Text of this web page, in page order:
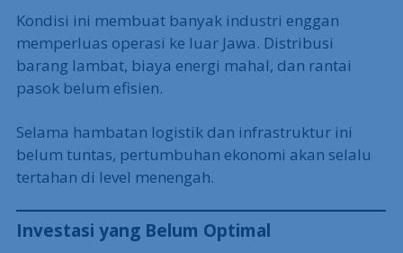
Kawasan timur Indonesia masih tertinggal jauh
dibanding Jawa. Biaya logistik antar pulau bisa 2–3
kali lipat dari negara tetangga seperti Vietnam
atau Thailand.
Kondisi ini membuat banyak industri enggan
memperluas operasi ke luar Jawa. Distribusi
barang lambat, biaya energi mahal, dan rantai
pasok belum efisien.